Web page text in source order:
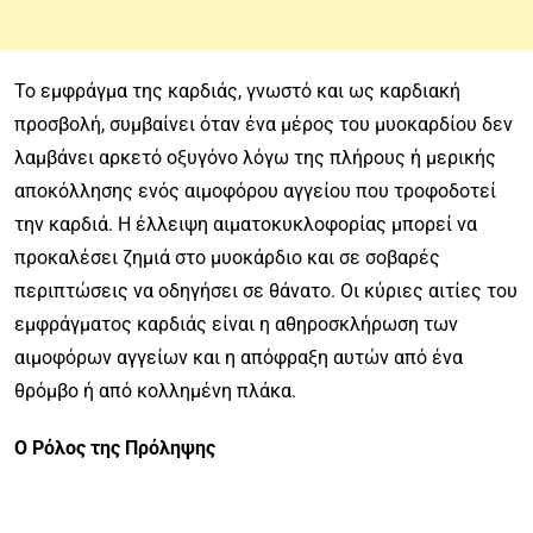
Το εμφράγμα της καρδιάς, γνωστό και ως καρδιακή
προσβολή, συμβαίνει όταν ένα μέρος του μυοκαρδίου δεν
λαμβάνει αρκετό οξυγόνο λόγω της πλήρους ή μερικής
αποκόλλησης ενός αιμοφόρου αγγείου που τροφοδοτεί
την καρδιά. Η έλλειψη αιματοκυκλοφορίας μπορεί να
προκαλέσει ζημιά στο μυοκάρδιο και σε σοβαρές
περιπτώσεις να οδηγήσει σε θάνατο. Οι κύριες αιτίες του
εμφράγματος καρδιάς είναι η αθηροσκλήρωση των
αιμοφόρων αγγείων και η απόφραξη αυτών από ένα
θρόμβο ή από κολλημένη πλάκα.
Ο Ρόλος της Πρόληψης